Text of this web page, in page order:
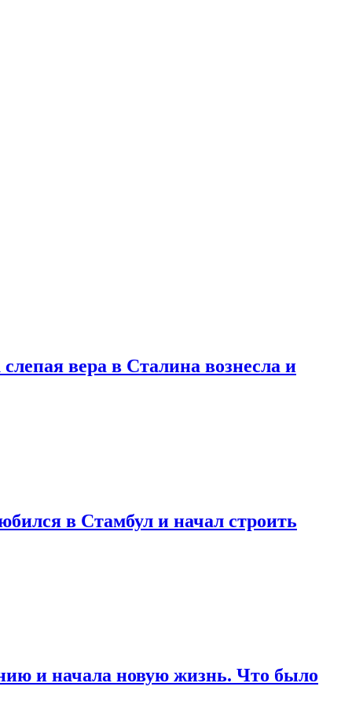
вера в Сталина вознесла и
в Стамбул и начал строить
и начала новую жизнь. Что было